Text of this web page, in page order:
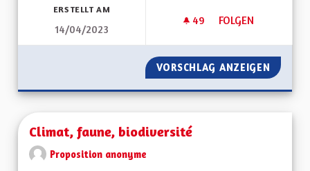
ERSTELLT AM
14/04/2023
49 49 FOLLOWER
FOLGEN
LE PATOIS DOIT
VORSCHLAG ANZEIGEN LE
Climat, faune, biodiversité
Proposition anonyme